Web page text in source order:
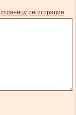
страницу регистрации.